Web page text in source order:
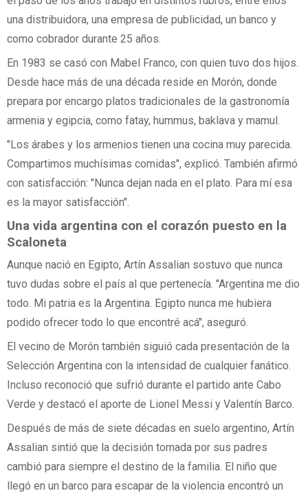
una distribuidora, una empresa de publicidad, un banco y
como cobrador durante 25 años.
En 1983 se casó con Mabel Franco, con quien tuvo dos hijos.
Desde hace más de una década reside en Morón, donde
prepara por encargo platos tradicionales de la gastronomía
armenia y egipcia, como fatay, hummus, baklava y mamul.
"Los árabes y los armenios tienen una cocina muy parecida.
Compartimos muchísimas comidas", explicó. También afirmó
con satisfacción: "Nunca dejan nada en el plato. Para mí esa
es la mayor satisfacción".
Una vida argentina con el corazón puesto en la
Scaloneta
Aunque nació en Egipto, Artín Assalian sostuvo que nunca
tuvo dudas sobre el país al que pertenecía. "Argentina me dio
todo. Mi patria es la Argentina. Egipto nunca me hubiera
podido ofrecer todo lo que encontré acá", aseguró.
El vecino de Morón también siguió cada presentación de la
Selección Argentina con la intensidad de cualquier fanático.
Incluso reconoció que sufrió durante el partido ante Cabo
Verde y destacó el aporte de Lionel Messi y Valentín Barco.
Después de más de siete décadas en suelo argentino, Artín
Assalian sintió que la decisión tomada por sus padres
cambió para siempre el destino de la familia. El niño que
llegó en un barco para escapar de la violencia encontró un